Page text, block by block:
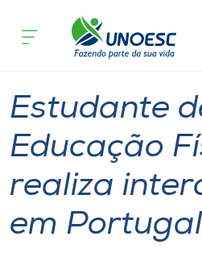
Cursos
Pesquisa
Atendimento ao Estudante
Portal de Ensino
acontece
Estudante
Educação
realiza
em Portugal